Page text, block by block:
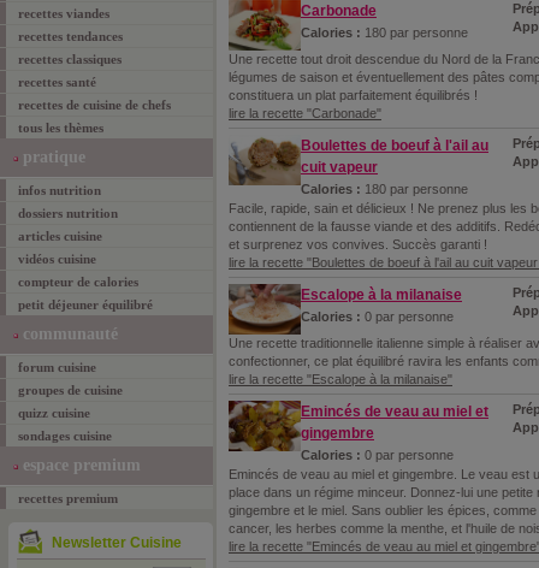
recettes viandes
recettes tendances
recettes classiques
recettes santé
recettes de cuisine de chefs
tous les thèmes
pratique
infos nutrition
dossiers nutrition
articles cuisine
vidéos cuisine
compteur de calories
petit déjeuner équilibré
communauté
forum cuisine
groupes de cuisine
quizz cuisine
sondages cuisine
espace premium
recettes premium
Newsletter Cuisine
Carbonade
Calories : 180 par personne
Une recette tout droit descendue du Nord de la
légumes de saison et éventuellement des pâtes
constituera un plat parfaitement équilibrés !
lire la recette "Carbonade"
Boulettes de boeuf à l'ail au
cuit vapeur
Calories : 180 par personne
Facile, rapide, sain et délicieux ! Ne prenez plus les
contiennent de la fausse viande et des additifs.
et surprenez vos convives. Succès garanti !
lire la recette "Boulettes de boeuf à l'ail au cuit
Escalope à la milanaise
Calories : 0 par personne
Une recette traditionnelle italienne simple à réaliser
confectionner, ce plat équilibré ravira les enfants
lire la recette "Escalope à la milanaise"
Emincés de veau au miel et
gingembre
Calories : 0 par personne
Emincés de veau au miel et gingembre. Le veau est
place dans un régime minceur. Donnez-lui une
gingembre et le miel. Sans oublier les épices,
cancer, les herbes comme la menthe, et l'huile de
lire la recette "Emincés de veau au miel et